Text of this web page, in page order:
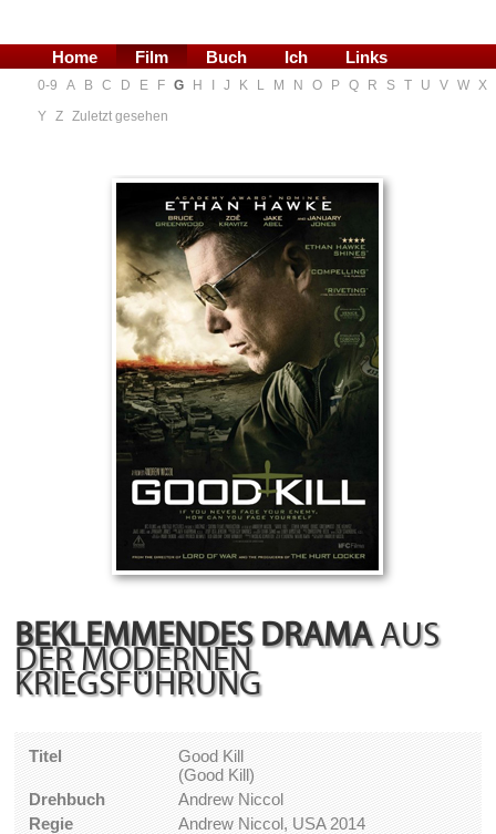
Home Film Buch Ich Links
0-9 A B C D E F G H J K L M N O P Q R S T U V W X
Y Z Zuletzt gesehen
BEKLEMMENDES DRAMAAUS
DER MODERNEN
KRIEGSFÜHRUNG
Titel
Good Kill
(Good Kill)
Drehbuch
Andrew Niccol
Regie
Andrew Niccol, USA 2014